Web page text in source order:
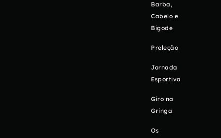
Barba,
Cabelo e
Bigode
Preleção
Jornada
Esportiva
Giro na
Gringa
Os